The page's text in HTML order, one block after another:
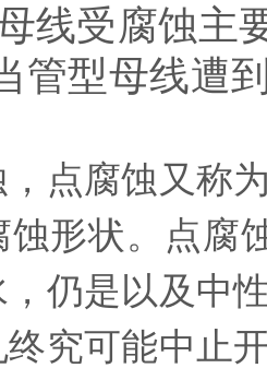
受腐蚀主要
管型母线遭
腐蚀又称为
蚀形状。点腐
仍是以及中
究可能中止